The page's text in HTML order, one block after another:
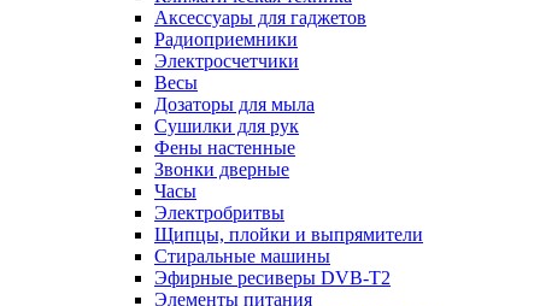
Аксессуары для гаджетов
Радиоприемники
Электросчетчики
Весы
Дозаторы для мыла
Сушилки для рук
Фены настенные
Звонки дверные
Часы
Электробритвы
Щипцы, плойки и выпрямители
Стиральные машины
Эфирные ресиверы DVB-T2
Элементы питания